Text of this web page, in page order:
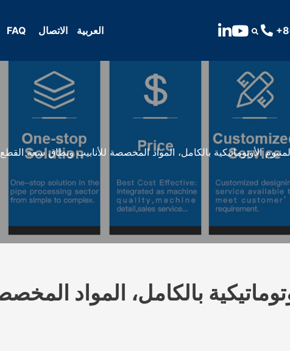
FAQ الاتصال العربية
الأوتوماتيكية بالكامل، المواد المخصصة للأنابيب ونطاق سعة القطع
بالكامل، المواد